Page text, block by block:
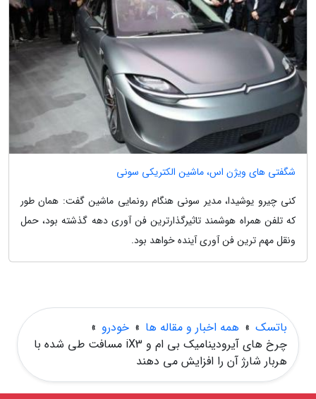
شگفتی های ویژن اس، ماشین الکتریکی سونی
کنی چیرو یوشیدا، مدیر سونی هنگام رونمایی ماشین گفت: همان طور
که تلفن همراه هوشمند تاثیرگذارترین فن آوری دهه گذشته بود، حمل
ونقل مهم ترین فن آوری آینده خواهد بود.
باتسک » همه اخبار و مقاله ها » خودرو »
چرخ های آیرودینامیک بی ام و iX3 مسافت طی شده با
هربار شارژ آن را افزایش می دهند